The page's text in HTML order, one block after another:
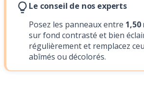
Le conseil de nos experts
Posez les panneaux entre
sur fond contrasté et bien
régulièrement et remplacez
abîmés ou décolorés.